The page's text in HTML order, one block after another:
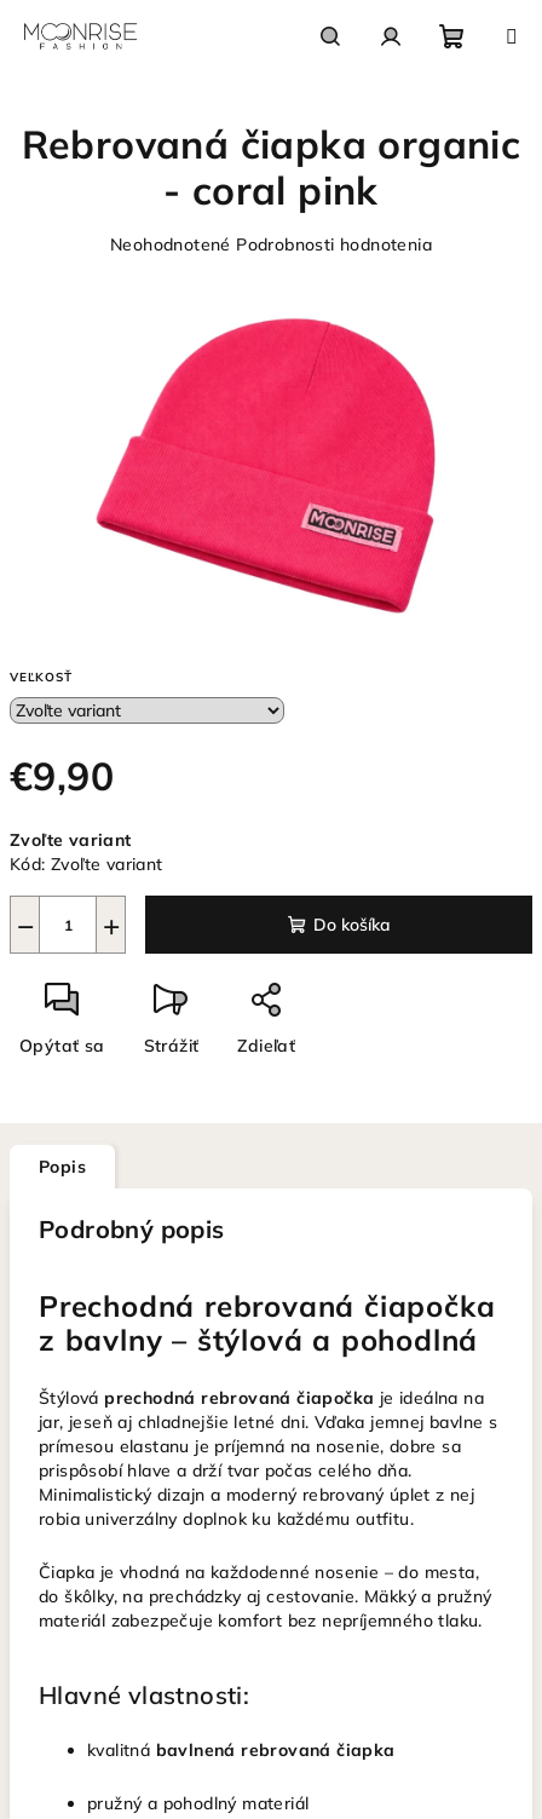
košík
VEĽKOSŤ
€9,90
cena:
Zvoľte variant
Kód: Zvoľte variant
+
− Do košíka
Opýtať sa Strážiť Zdieľať
Rebrovaná čiapka organic
- coral pink
Priemerné
hviezdičiek.
Neohodnotené Podrobnosti hodnotenia
Popis
Podrobný popis
Prechodná rebrovaná čiapočka
z bavlny – štýlová a pohodlná
Štýlováprechodná rebrovaná čiapočka je ideálna na
jar, jeseň aj chladnejšie letné dni. Vďaka jemnej bavlne s
prímesou elastanu je príjemná na nosenie, dobre sa
prispôsobí hlave a drží tvar počas celého dňa.
Minimalistický dizajn a moderný rebrovaný úplet z nej
robia univerzálny doplnok ku každému outfitu.
Čiapka je vhodná na každodenné nosenie – do mesta,
do škôlky, na prechádzky aj cestovanie. Mäkký a pružný
materiál zabezpečuje komfort bez nepríjemného tlaku.
Hlavné vlastnosti:
kvalitná bavlnená rebrovaná čiapka
pružný a pohodlný materiál